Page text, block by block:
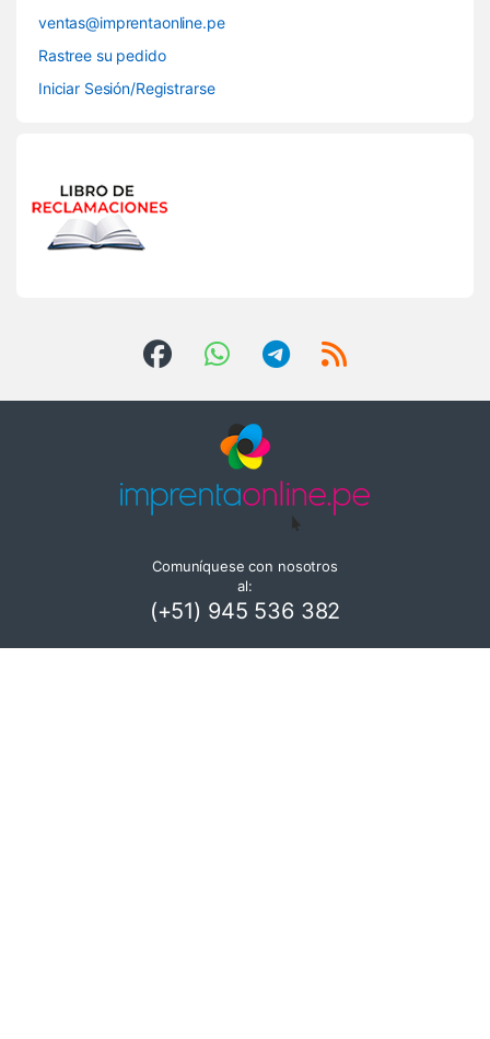
ventas@imprentaonline.pe
Rastree su pedido
Iniciar Sesión/Registrarse
Comuníquese con nosotros
al:
(+51) 945 536 382